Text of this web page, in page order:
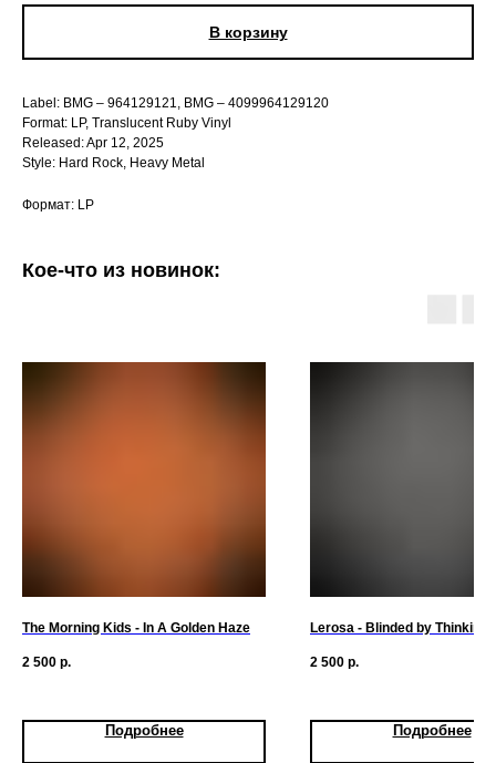
В корзину
Label: BMG – 964129121, BMG – 4099964129120
Format: LP, Translucent Ruby Vinyl
Released: Apr 12, 2025
Style: Hard Rock, Heavy Metal
Формат: LP
Кое-что из новинок:
The Morning Kids - In A Golden Haze
2 500 р.
Подробнее
Lerosa - Blinded by Thinking
2 500 р.
Подробнее